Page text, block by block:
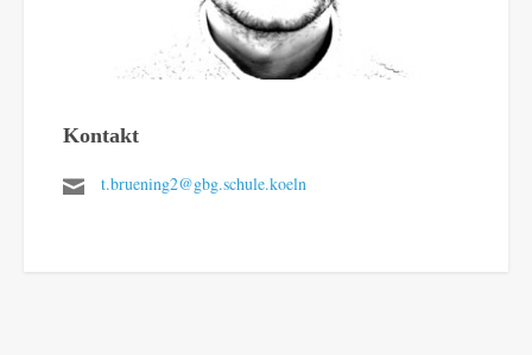
Kontakt
t.bruening2@gbg.schule.koeln